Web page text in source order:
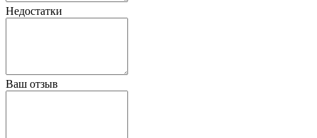
Недостатки
Ваш отзыв